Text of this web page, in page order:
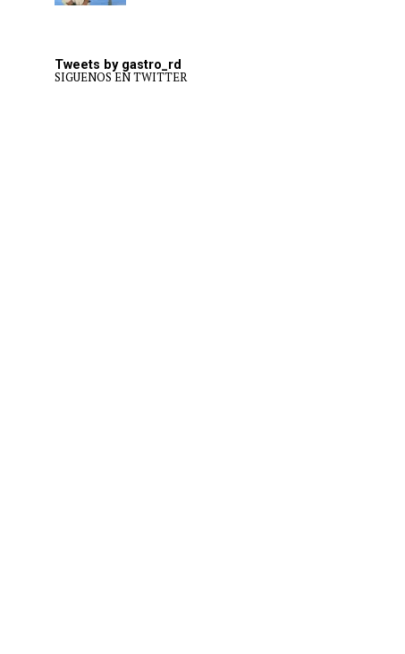
Tweets by gastro_rd
SIGUENOS EN TWITTER